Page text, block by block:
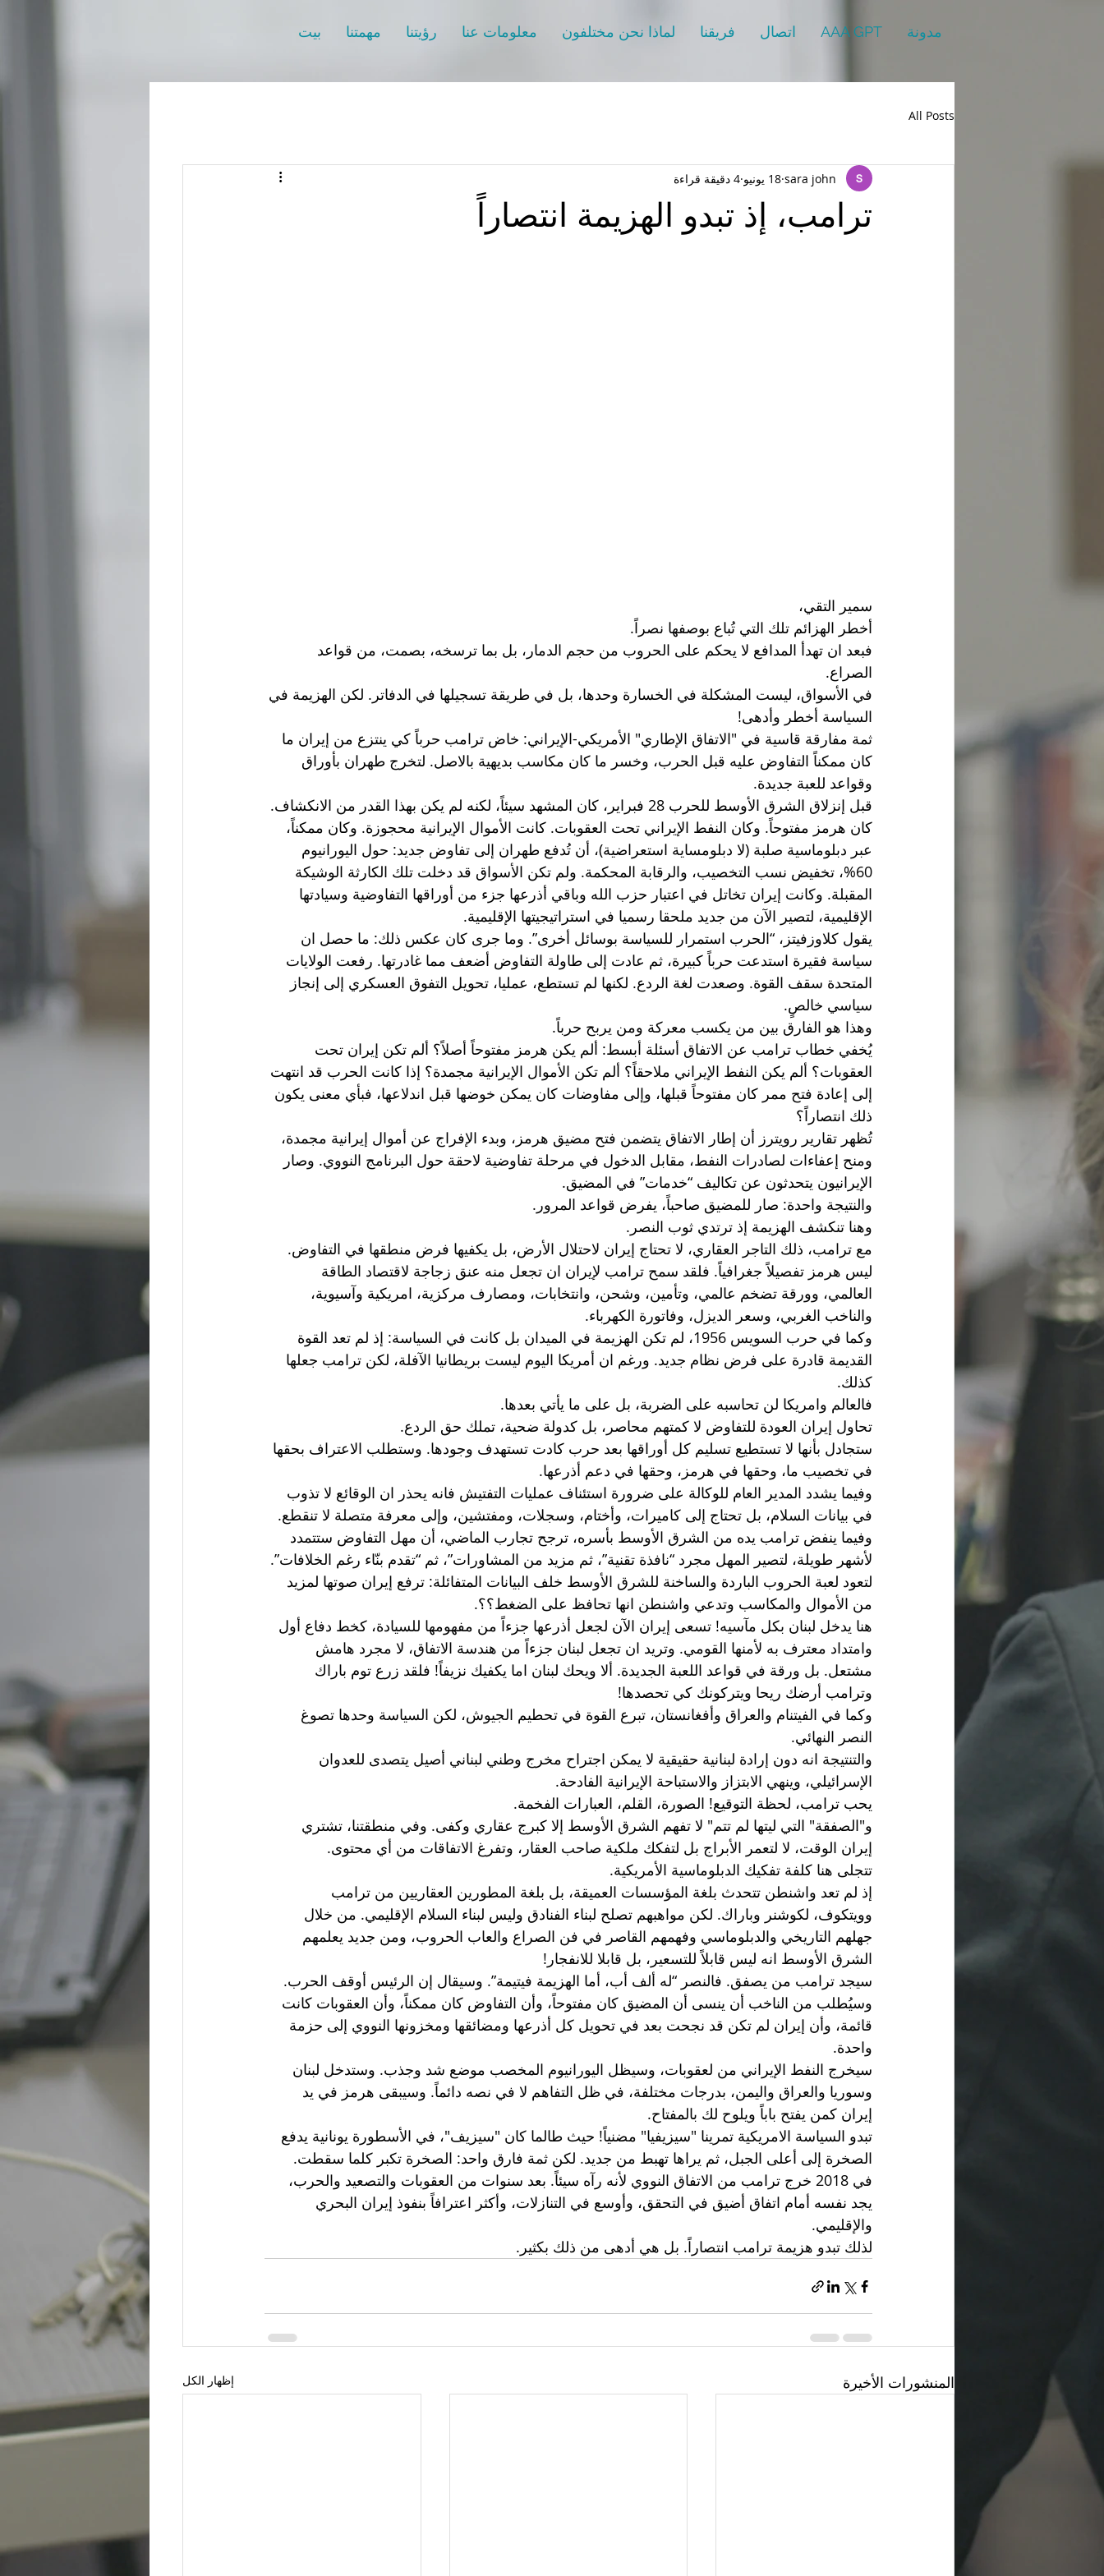
بيت مهمتنا رؤيتنا معلومات عنا لماذا نحن مختلفون فريقنا اتصال AAA GPT مدونة
All Posts
ترامب، إذ تبدو الهزيمة انتصاراً
sara john 18 يونيو 4 دقيقة قراءة
سمير التقي،
أخطر الهزائم تلك التي تُباع بوصفها نصراً.
فبعد ان تهدأ المدافع لا يحكم على الحروب من حجم الدمار، بل بما ترسخه، بصمت، من قواعد
الصراع.
في الأسواق، ليست المشكلة في الخسارة وحدها، بل في طريقة تسجيلها في الدفاتر. لكن الهزيمة في
السياسة أخطر وأدهى!
ثمة مفارقة قاسية في "الاتفاق الإطاري" الأمريكي-الإيراني: خاض ترامب حرباً كي ينتزع من إيران ما
كان ممكناً التفاوض عليه قبل الحرب، وخسر ما كان مكاسب بديهية بالاصل. لتخرج طهران بأوراق
وقواعد للعبة جديدة.
قبل إنزلاق الشرق الأوسط للحرب 28 فبراير، كان المشهد سيئاً، لكنه لم يكن بهذا القدر من الانكشاف.
كان هرمز مفتوحاً. وكان النفط الإيراني تحت العقوبات. كانت الأموال الإيرانية محجوزة. وكان ممكناً،
عبر دبلوماسية صلبة (لا دبلومساية استعراضية)، أن تُدفع طهران إلى تفاوض جديد: حول اليورانيوم
60%، تخفيض نسب التخصيب، والرقابة المحكمة. ولم تكن الأسواق قد دخلت تلك الكارثة الوشيكة
المقبلة. وكانت إيران تخاتل في اعتبار حزب الله وباقي أذرعها جزء من أوراقها التفاوضية وسيادتها
الإقليمية، لتصير الآن من جديد ملحقا رسميا في استراتيجيتها الإقليمية.
يقول كلاوزفيتز، “الحرب استمرار للسياسة بوسائل أخرى”. وما جرى كان عكس ذلك: ما حصل ان
سياسة فقيرة استدعت حرباً كبيرة، ثم عادت إلى طاولة التفاوض أضعف مما غادرتها. رفعت الولايات
المتحدة سقف القوة. وصعدت لغة الردع. لكنها لم تستطع، عمليا، تحويل التفوق العسكري إلى إنجاز
سياسي خالصٍ.
وهذا هو الفارق بين من يكسب معركة ومن يربح حرباً.
يُخفي خطاب ترامب عن الاتفاق أسئلة أبسط: ألم يكن هرمز مفتوحاً أصلاً؟ ألم تكن إيران تحت
العقوبات؟ ألم يكن النفط الإيراني ملاحقاً؟ ألم تكن الأموال الإيرانية مجمدة؟ إذا كانت الحرب قد انتهت
إلى إعادة فتح ممر كان مفتوحاً قبلها، وإلى مفاوضات كان يمكن خوضها قبل اندلاعها، فبأي معنى يكون
ذلك انتصاراً؟
تُظهر تقارير رويترز أن إطار الاتفاق يتضمن فتح مضيق هرمز، وبدء الإفراج عن أموال إيرانية مجمدة،
ومنح إعفاءات لصادرات النفط، مقابل الدخول في مرحلة تفاوضية لاحقة حول البرنامج النووي. وصار
الإيرانيون يتحدثون عن تكاليف “خدمات” في المضيق.
والنتيجة واحدة: صار للمضيق صاحباً، يفرض قواعد المرور.
وهنا تنكشف الهزيمة إذ ترتدي ثوب النصر.
مع ترامب، ذلك التاجر العقاري، لا تحتاج إيران لاحتلال الأرض، بل يكفيها فرض منطقها في التفاوض.
ليس هرمز تفصيلاً جغرافياً. فلقد سمح ترامب لإيران ان تجعل منه عنق زجاجة لاقتصاد الطاقة
العالمي، وورقة تضخم عالمي، وتأمين، وشحن، وانتخابات، ومصارف مركزية، امريكية وآسيوية،
والناخب الغربي، وسعر الديزل، وفاتورة الكهرباء.
وكما في حرب السويس 1956، لم تكن الهزيمة في الميدان بل كانت في السياسة: إذ لم تعد القوة
القديمة قادرة على فرض نظام جديد. ورغم ان أمريكا اليوم ليست بريطانيا الآفلة، لكن ترامب جعلها
كذلك.
فالعالم وامريكا لن تحاسبه على الضربة، بل على ما يأتي بعدها.
تحاول إيران العودة للتفاوض لا كمتهم محاصر، بل كدولة ضحية، تملك حق الردع.
ستجادل بأنها لا تستطيع تسليم كل أوراقها بعد حرب كادت تستهدف وجودها. وستطلب الاعتراف بحقها
في تخصيب ما، وحقها في هرمز، وحقها في دعم أذرعها.
وفيما يشدد المدير العام للوكالة على ضرورة استئناف عمليات التفتيش فانه يحذر ان الوقائع لا تذوب
في بيانات السلام، بل تحتاج إلى كاميرات، وأختام، وسجلات، ومفتشين، وإلى معرفة متصلة لا تنقطع.
وفيما ينفض ترامب يده من الشرق الأوسط بأسره، ترجح تجارب الماضي، أن مهل التفاوض ستتمدد
لأشهر طويلة، لتصير المهل مجرد “نافذة تقنية”، ثم مزيد من المشاورات”، ثم “تقدم بنّاء رغم الخلافات”.
لتعود لعبة الحروب الباردة والساخنة للشرق الأوسط خلف البيانات المتفائلة: ترفع إيران صوتها لمزيد
من الأموال والمكاسب وتدعي واشنطن انها تحافظ على الضغط؟؟.
هنا يدخل لبنان بكل مآسيه! تسعى إيران الآن لجعل أذرعها جزءاً من مفهومها للسيادة، كخط دفاع أول
وامتداد معترف به لأمنها القومي. وتريد ان تجعل لبنان جزءاً من هندسة الاتفاق، لا مجرد هامش
مشتعل. بل ورقة في قواعد اللعبة الجديدة. ألا ويحك لبنان اما يكفيك نزيفاً! فلقد زرع توم باراك
وترامب أرضك ريحا ويتركونك كي تحصدها!
وكما في الفيتنام والعراق وأفغانستان، تبرع القوة في تحطيم الجيوش، لكن السياسة وحدها تصوغ
النصر النهائي.
والتنتيجة انه دون إرادة لبنانية حقيقية لا يمكن اجتراح مخرج وطني لبناني أصيل يتصدى للعدوان
الإسرائيلي، وينهي الابتزاز والاستباحة الإيرانية الفادحة.
يحب ترامب، لحظة التوقيع! الصورة، القلم، العبارات الفخمة.
و"الصفقة" التي ليتها لم تتم" لا تفهم الشرق الأوسط إلا كبرج عقاري وكفى. وفي منطقتنا، تشتري
إيران الوقت، لا لتعمر الأبراج بل لتفكك ملكية صاحب العقار، وتفرغ الاتفاقات من أي محتوى.
تتجلى هنا كلفة تفكيك الدبلوماسية الأمريكية.
إذ لم تعد واشنطن تتحدث بلغة المؤسسات العميقة، بل بلغة المطورين العقاريين من ترامب
وويتكوف، لكوشنر وباراك. لكن مواهبهم تصلح لبناء الفنادق وليس لبناء السلام الإقليمي. من خلال
جهلهم التاريخي والدبلوماسي وفهمهم القاصر في فن الصراع والعاب الحروب، ومن جديد يعلمهم
الشرق الأوسط انه ليس قابلاً للتسعير، بل قابلا للانفجار!
سيجد ترامب من يصفق. فالنصر “له ألف أب، أما الهزيمة فيتيمة”. وسيقال إن الرئيس أوقف الحرب.
وسيُطلب من الناخب أن ينسى أن المضيق كان مفتوحاً، وأن التفاوض كان ممكناً، وأن العقوبات كانت
قائمة، وأن إيران لم تكن قد نجحت بعد في تحويل كل أذرعها ومضائقها ومخزونها النووي إلى حزمة
واحدة.
سيخرج النفط الإيراني من لعقوبات، وسيظل اليورانيوم المخصب موضع شد وجذب. وستدخل لبنان
وسوريا والعراق واليمن، بدرجات مختلفة، في ظل التفاهم لا في نصه دائماً. وسيبقى هرمز في يد
إيران كمن يفتح باباً ويلوح لك بالمفتاح.
تبدو السياسة الامريكية تمرينا "سيزيفيا" مضنياً! حيث طالما كان "سيزيف"، في الأسطورة يونانية يدفع
الصخرة إلى أعلى الجبل، ثم يراها تهبط من جديد. لكن ثمة فارق واحد: الصخرة تكبر كلما سقطت.
في 2018 خرج ترامب من الاتفاق النووي لأنه رآه سيئاً. بعد سنوات من العقوبات والتصعيد والحرب،
يجد نفسه أمام اتفاق أضيق في التحقق، وأوسع في التنازلات، وأكثر اعترافاً بنفوذ إيران البحري
والإقليمي.
لذلك تبدو هزيمة ترامب انتصاراً. بل هي أدهى من ذلك بكثير.
المنشورات الأخيرة إظهار الكل